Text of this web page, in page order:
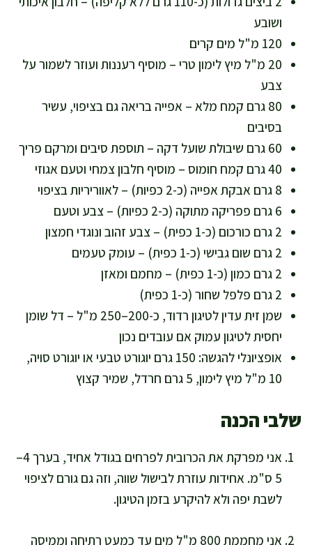
ושובע
120 מ"ל מים קרים
20 מ"ל מיץ לימון טרי – מוסיף רעננות ועוזר לשמור על
צבע
80 גרם קמח מלא – אפייה בריאה גם בציפוי, עשיר
בסיבים
60 גרם שיבולת שועל דקה – תוספת סיבים ומרקם פריך
40 גרם קמח חומוס – מוסיף חלבון צמחי וטעם אגוזי
8 גרם אבקת אפייה (כ-2 כפיות) – לאווריריות בציפוי
6 גרם פפריקה מתוקה (כ-2 כפיות) – צבע וטעם
2 גרם כורכום (כ-1 כפית) – צבע זהוב ונוגדי חמצון
2 גרם שום גבישי (כ-1 כפית) – עומק טעמים
2 גרם כמון (כ-1 כפית) – מחמם ומאזן
2 גרם פלפל שחור (כ-1 כפית)
שמן זית עדין לטיגון רדוד, כ-200–250 מ"ל – דל שומן
יחסית לטיגון עמוק אם עובדים נכון
אופציונלי להגשה: 150 גרם יוגורט טבעי או יוגורט סויה,
10 מ"ל מיץ לימון, 5 גרם חרדל, שמיר קצוץ
שלבי הכנה
אני מפרקת את הכרובית לפרחים בגודל אחיד, בערך 4–
5 ס"מ. אחידות עוזרת לבישול שווה, וזה גם גורם לציפוי
לשבת יפה ולא להיקרע בזמן הטיגון.
אני מחממת 800 מ"ל מים עד כמעט רתיחה וממיסה